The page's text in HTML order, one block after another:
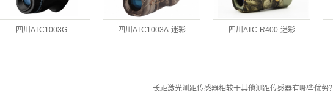
四川ATC1003G 四川ATC1003A-迷彩 四川ATC-R400-迷彩
长距激光测距传感器相较于其他测距传感器有哪些优势？